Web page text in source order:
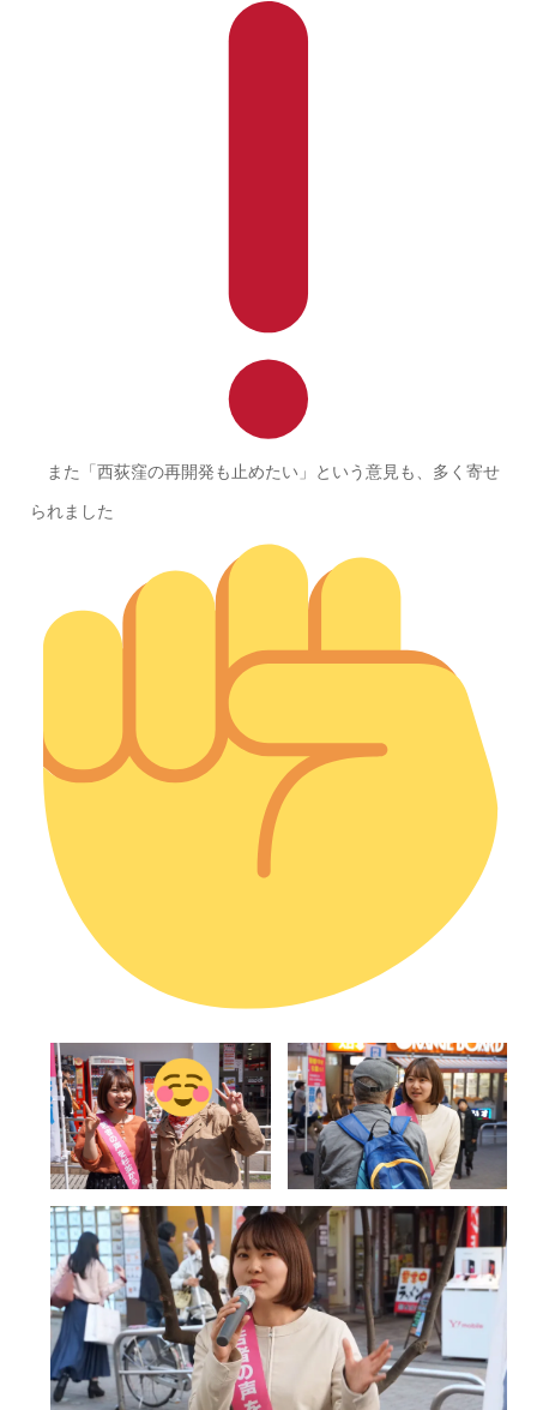
また「西荻窪の再開発も止めたい」という意見も、多く寄せ
られました